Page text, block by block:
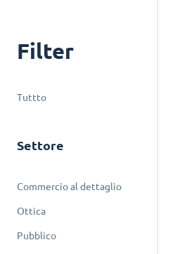
Filter
Tuttto
Settore
Commercio al dettaglio
Ottica
Pubblico